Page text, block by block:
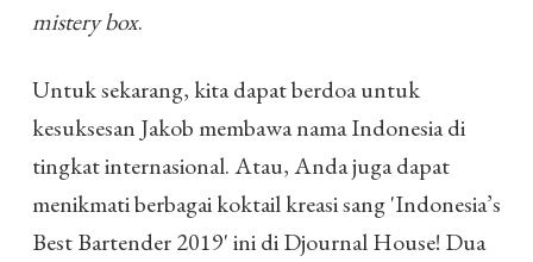
mistery box.
Untuk sekarang, kita dapat berdoa untuk
kesuksesan Jakob membawa nama Indonesia di
tingkat internasional. Atau, Anda juga dapat
menikmati berbagai koktail kreasi sang 'Indonesia’s
Best Bartender 2019' ini di Djournal House! Dua